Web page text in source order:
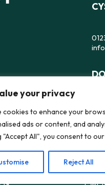
your privacy
cookies to enhance your
ads or content, and
"Accept All", you consent to
Reject All
Gofrestredig.